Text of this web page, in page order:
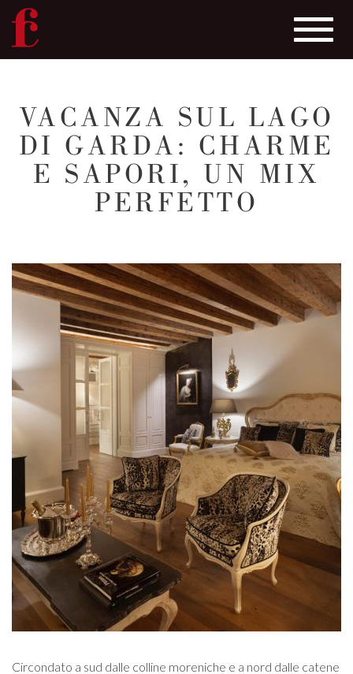
contenuto
principale
Toggle
VACANZA SUL LAGO
DI GARDA: CHARME
E SAPORI, UN MIX
PERFETTO
Circondato a sud dalle colline moreniche e a nord dalle catene